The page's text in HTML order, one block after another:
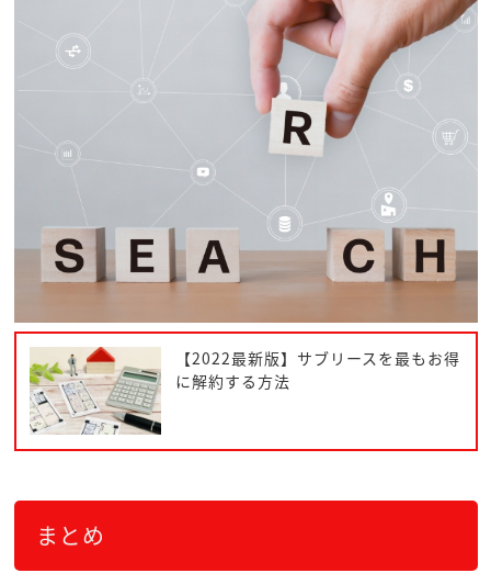
【2022最新版】サブリースを最もお得
に解約する方法
まとめ